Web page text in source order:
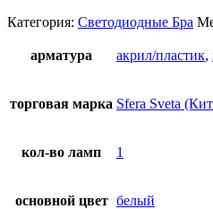
Категория: Светодиодные Бра
арматура акрил/пластик,
торговая марка Sfera Sveta
кол-во ламп 1
основной цвет белый